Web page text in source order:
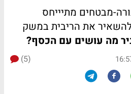
מבטחים מתיייחס
את הריבית במשק
מה עושים עם הכסף?
(5)